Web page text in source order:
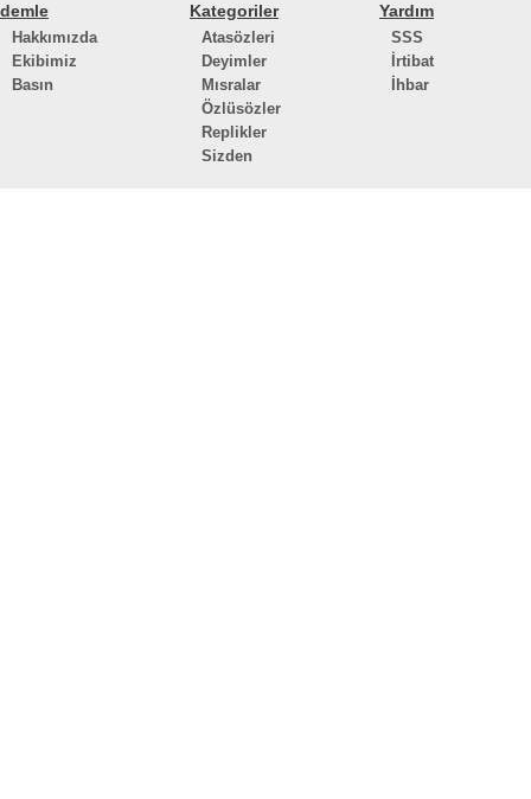
demle
Hakkımızda
Ekibimiz
Basın
Kategoriler
Atasözleri
Deyimler
Mısralar
Özlüsözler
Replikler
Sizden
Yardım
SSS
İrtibat
İhbar